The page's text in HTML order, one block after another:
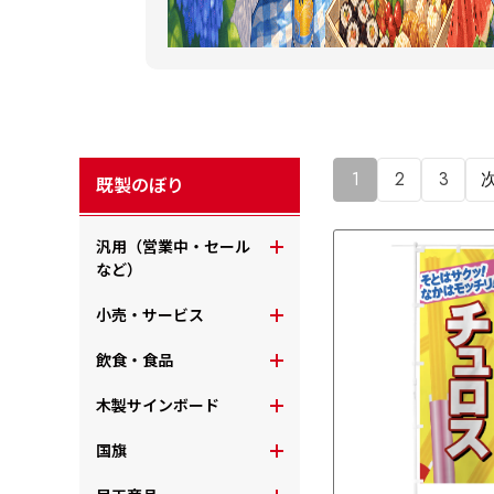
既製のぼり
汎用（営業中・セール
など）
小売・サービス
飲食・食品
木製サインボード
国旗
1 2 3